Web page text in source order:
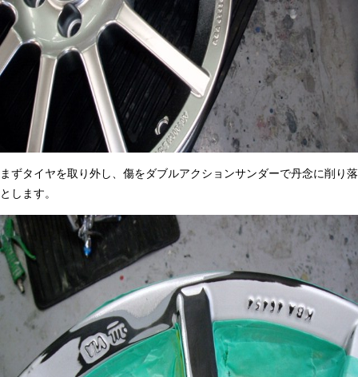
まずタイヤを取り外し、傷をダブルアクションサンダーで丹念に削り落
とします。